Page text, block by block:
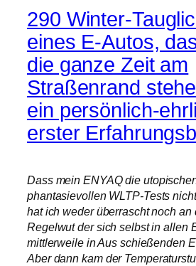
290 Winter-
eines E-Autos,
die ganze Zeit am
Straßenrand
ein persönlich-
erster
Dass mein ENYAQ die
phantasievollen WLTP-Tests
hat ich weder überrascht noch an
Regelwut der sich selbst in allen
mittlerweile in Aus schießenden
Aber dann kam der